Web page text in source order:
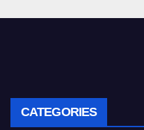
CATEGORIES